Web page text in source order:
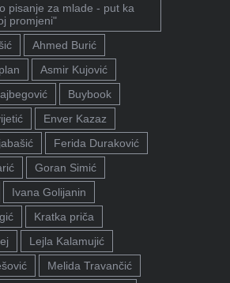
pisanje za mlade - put ka
promjeni"
Ahmed Burić
Asmir Kujović
Buybook
Enver Kazaz
Ferida Duraković
Goran Simić
Ivana Golijanin
Kratka priča
Lejla Kalamujić
Melida Travančić